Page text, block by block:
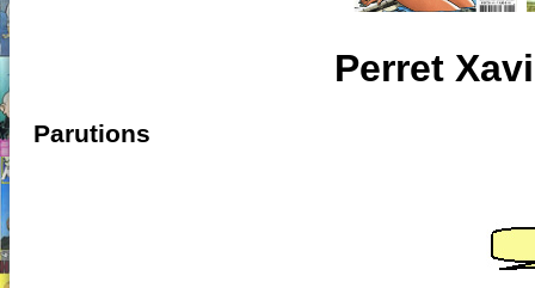
Perret
Parutions